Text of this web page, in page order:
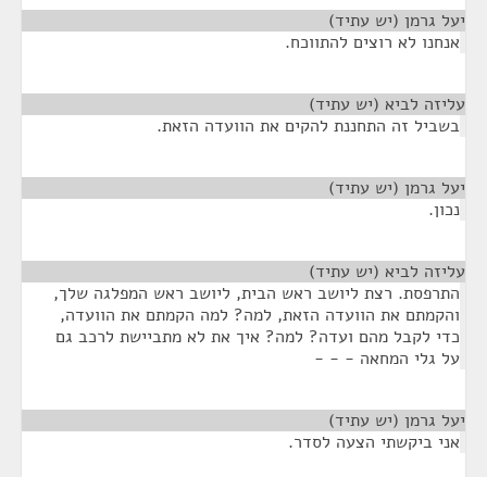
יעל גרמן (יש עתיד)
אנחנו לא רוצים להתווכח.
עליזה לביא (יש עתיד)
בשביל זה התחננת להקים את הוועדה הזאת.
יעל גרמן (יש עתיד)
נכון.
עליזה לביא (יש עתיד)
התרפסת. רצת ליושב ראש הבית, ליושב ראש המפלגה שלך,
והקמתם את הוועדה הזאת, למה? למה הקמתם את הוועדה,
כדי לקבל מהם ועדה? למה? איך את לא מתביישת לרכב גם
על גלי המחאה - - -
יעל גרמן (יש עתיד)
אני ביקשתי הצעה לסדר.